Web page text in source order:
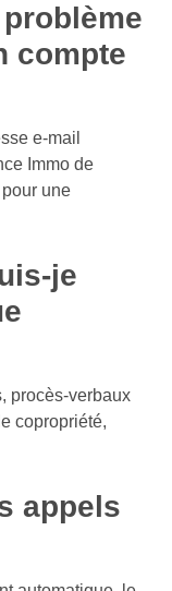
compte
e-mail
Immo de
une
je
procès-verbaux
copropriété,
appels